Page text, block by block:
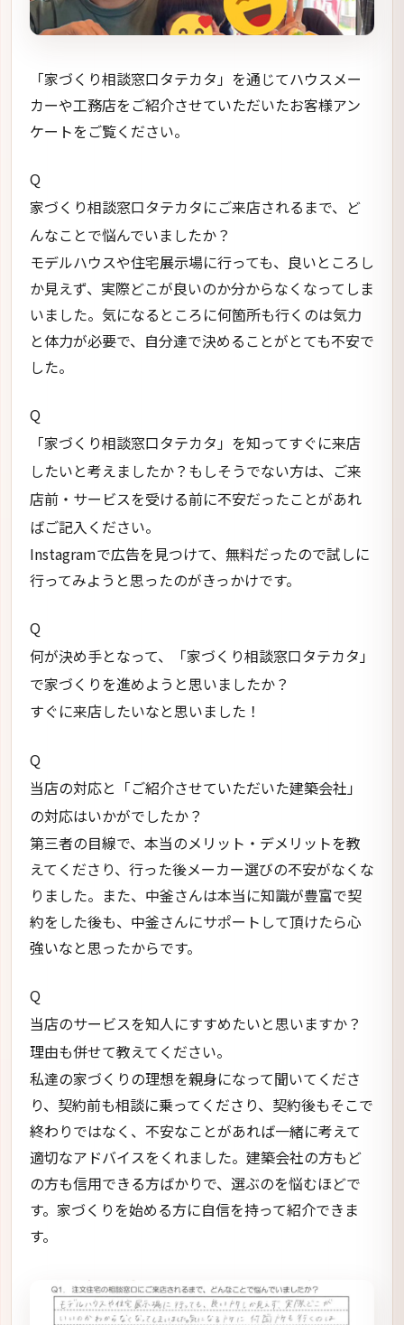
「家づくり相談窓口タテカタ」を通じてハウスメー
カーや工務店をご紹介させていただいたお客様アン
ケートをご覧ください。
Q
家づくり相談窓口タテカタにご来店されるまで、ど
んなことで悩んでいましたか？
モデルハウスや住宅展示場に行っても、良いところし
か見えず、実際どこが良いのか分からなくなってしま
いました。気になるところに何箇所も行くのは気力
と体力が必要で、自分達で決めることがとても不安で
した。
Q
「家づくり相談窓口タテカタ」を知ってすぐに来店
したいと考えましたか？もしそうでない方は、ご来
店前・サービスを受ける前に不安だったことがあれ
ばご記入ください。
Instagramで広告を見つけて、無料だったので試しに
行ってみようと思ったのがきっかけです。
Q
何が決め手となって、「家づくり相談窓口タテカタ」
で家づくりを進めようと思いましたか？
すぐに来店したいなと思いました！
Q
当店の対応と「ご紹介させていただいた建築会社」
の対応はいかがでしたか？
第三者の目線で、本当のメリット・デメリットを教
えてくださり、行った後メーカー選びの不安がなくな
りました。また、中釜さんは本当に知識が豊富で契
約をした後も、中釜さんにサポートして頂けたら心
強いなと思ったからです。
Q
当店のサービスを知人にすすめたいと思いますか？
理由も併せて教えてください。
私達の家づくりの理想を親身になって聞いてくださ
り、契約前も相談に乗ってくださり、契約後もそこで
終わりではなく、不安なことがあれば一緒に考えて
適切なアドバイスをくれました。建築会社の方もど
の方も信用できる方ばかりで、選ぶのを悩むほどで
す。家づくりを始める方に自信を持って紹介できま
す。